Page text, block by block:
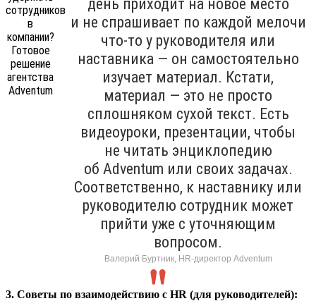
день приходит на новое место
и не спрашивает по каждой мелочи
что-то у руководителя или
наставника — он самостоятельно
изучает материал. Кстати,
материал — это не просто
сплошняком сухой текст. Есть
видеоуроки, презентации, чтобы
не читать энциклопедию
об Adventum или своих задачах.
Соответственно, к наставнику или
руководителю сотрудник может
прийти уже с уточняющим
вопросом.
Валерий Буртник, HR-директор Adventum
3. Советы по взаимодействию с HR (для руководителей):